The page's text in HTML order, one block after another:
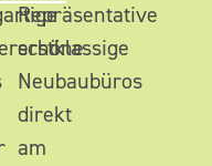
Repräsentative
erstklassige
Neubaubüros
direkt
am